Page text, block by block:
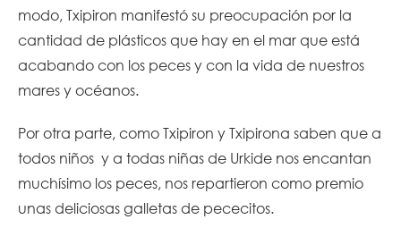
modo, Txipiron manifestó su preocupación por la
cantidad de plásticos que hay en el mar que está
acabando con los peces y con la vida de nuestros
mares y océanos.
Por otra parte, como Txipiron y Txipirona saben que a
todos niños y a todas niñas de Urkide nos encantan
muchísimo los peces, nos repartieron como premio
unas deliciosas galletas de pececitos.